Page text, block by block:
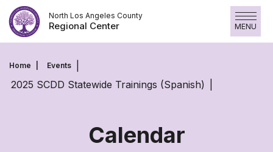
Skip
to
content
North Los Angeles County
Regional Center MENU
Home Events
2025 SCDD Statewide Trainings (Spanish)
Calendar